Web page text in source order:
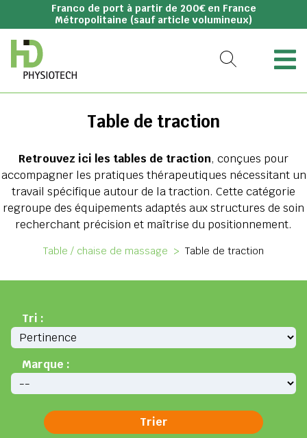
Franco de port à partir de 200€ en France
Métropolitaine (sauf article volumineux)
Table de traction
Retrouvez ici les tables de traction, conçues pour
accompagner les pratiques thérapeutiques nécessitant un
travail spécifique autour de la traction. Cette catégorie
regroupe des équipements adaptés aux structures de soin
recherchant précision et maîtrise du positionnement.
Table / chaise de massage > Table de traction
Tri :
Marque :